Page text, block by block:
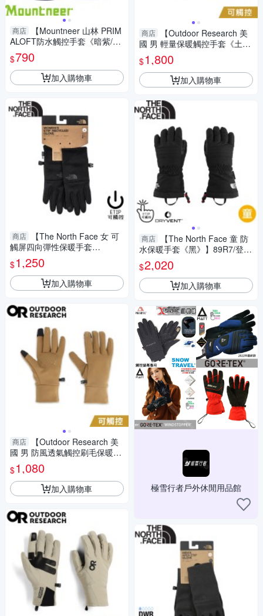
商店
【Mountneer 山林 PRIM
ALOFT防水觸控手套《暗紫/
黃》】12G08/防風透氣/保暖/
騎車手套
$790
加入購物車
商店
【The North Face 女 可
觸屏四向彈性保暖手套
《黑》】4SHB/機車手套/防滑
手套/保暖
$1,250
加入購物車
商店
【Outdoor Research 美
國 男 防風透氣觸控刷毛保暖手
套《土黃》】271562/厚手套/
機車手套/防滑手套
$1,080
加入購物車
商店
【Outdoor Research 美
國 男 輕量保暖觸控手套《土狼
棕》】300022/保暖手套/機車
手套/防滑手套
$1,800
加入購物車
商店
【The North Face 童 防
水保暖手套《黑》】89R7/登
山/機車手套/防滑手套/保暖
$2,020
加入購物車
極雪行者戶外休閒用品館